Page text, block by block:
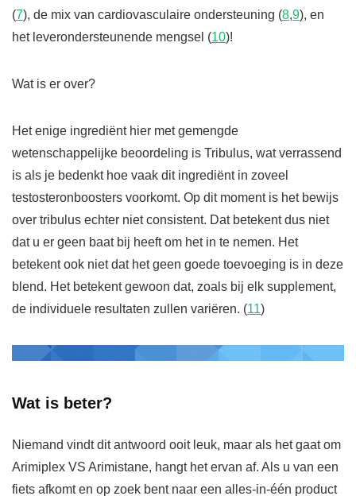
(7), de mix van cardiovasculaire ondersteuning (8,9), en
het leverondersteunende mengsel (10)!
Wat is er over?
Het enige ingrediënt hier met gemengde
wetenschappelijke beoordeling is Tribulus, wat verrassend
is als je bedenkt hoe vaak dit ingrediënt in zoveel
testosteronboosters voorkomt. Op dit moment is het bewijs
over tribulus echter niet consistent. Dat betekent dus niet
dat u er geen baat bij heeft om het in te nemen. Het
betekent ook niet dat het geen goede toevoeging is in deze
blend. Het betekent gewoon dat, zoals bij elk supplement,
de individuele resultaten zullen variëren. (11)
Wat is beter?
Niemand vindt dit antwoord ooit leuk, maar als het gaat om
Arimiplex VS Arimistane, hangt het ervan af. Als u van een
fiets afkomt en op zoek bent naar een alles-in-één product